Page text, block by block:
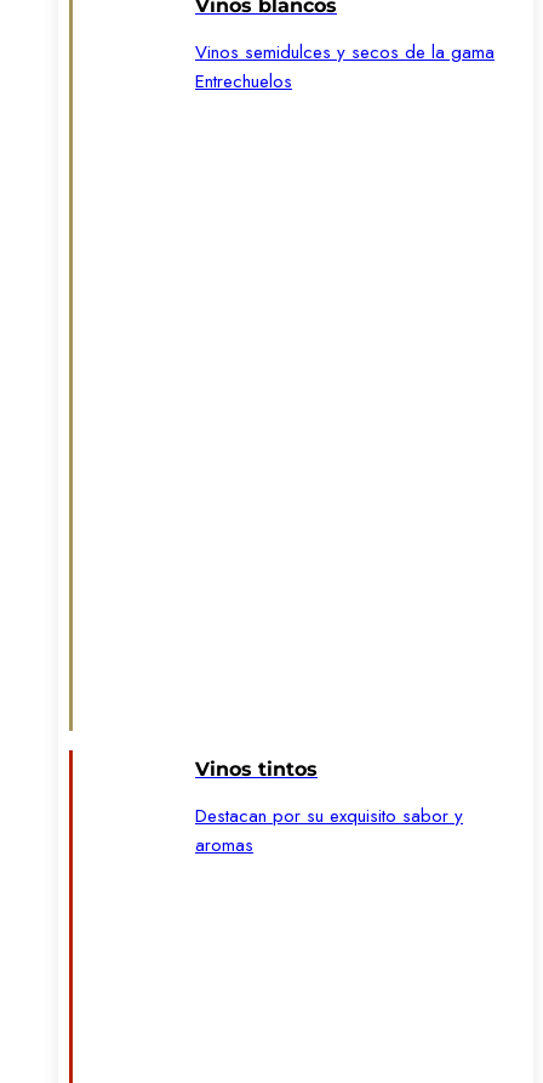
Vinos blancos
Vinos semidulces y secos de la gama
Entrechuelos
Vinos tintos
Destacan por su exquisito sabor y
aromas